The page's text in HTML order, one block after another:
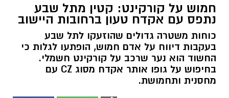
חמוש על קורקינט: קטין מתל שבע
נתפס עם אקדח טעון ברחובות היישוב
כוחות משטרה גדולים שהוזעקו לתל שבע
בעקבות דיווח על אדם חמוש, הופתעו לגלות כי
החשוד הוא נער שרכב על קורקינט חשמלי.
בחיפוש על גופו אותר אקדח מסוג CZ עם
מחסנית ותחמושת.